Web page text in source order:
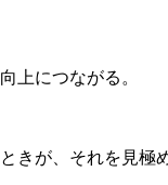
上につながる。
が、それを見